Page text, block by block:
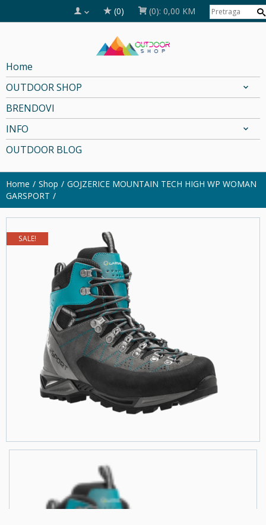
(0) (0): 0,00 KM
Home
OUTDOOR SHOP
BRENDOVI
INFO
OUTDOOR BLOG
Home Shop
GOJZERICE MOUNTAIN TECH HIGH WP WOMAN
GARSPORT
SALE!